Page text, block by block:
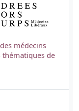
médecins
thématiques de